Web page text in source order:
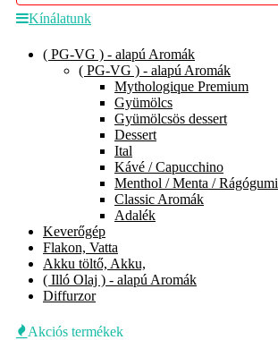
Kínálatunk
( PG-VG ) - alapú Aromák
( PG-VG ) - alapú Aromák
Mythologique Premium
Gyümölcs
Gyümölcsös dessert
Dessert
Ital
Kávé / Capucchino
Menthol / Menta / Rágógumi
Classic Aromák
Adalék
Keverőgép
Flakon, Vatta
Akku töltő, Akku,
( Illó Olaj ) - alapú Aromák
Diffurzor
Akciós termékek